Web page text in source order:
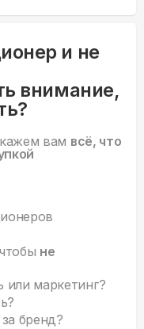
и не
внимание,
вам всё, что
не
или маркетинг?
бренд?